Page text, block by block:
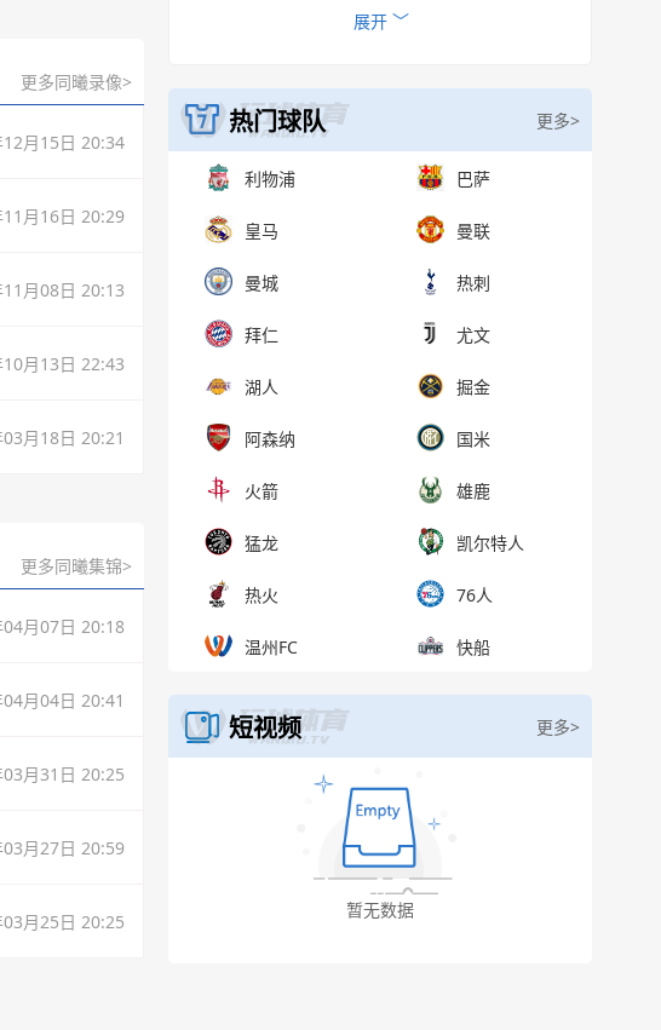
更多同曦录像>
月15日 20:34
月16日 20:29
月08日 20:13
月13日 22:43
月18日 20:21
更多同曦集锦>
月07日 20:18
月04日 20:41
月31日 20:25
月27日 20:59
月25日 20:25
的职业篮球俱乐部，成立于2007年9月，现参加中国
收起 ︿
展开 ﹀
热门球队 更多>
利物浦 巴萨
皇马 曼联
曼城 热刺
拜仁 尤文
湖人 掘金
阿森纳 国米
火箭 雄鹿
猛龙 凯尔特人
热火 76人
温州FC 快船
短视频 更多>